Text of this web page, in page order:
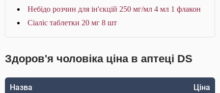
Небідо розчин для ін'єкцій 250 мг/мл 4 мл 1 флакон
Сіаліс таблетки 20 мг 8 шт
Здоров'я чоловіка ціна в аптеці DS
Назва Ціна